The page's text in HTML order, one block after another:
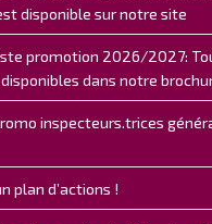
disponible sur notre site
promotion 2026/2027:
dans notre
inspecteurs.trices
plan d’actions !